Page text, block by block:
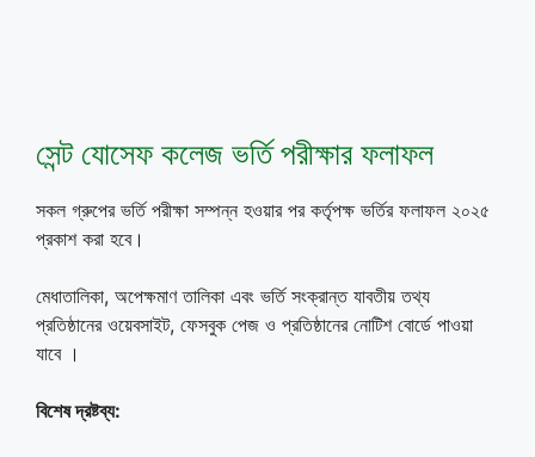
সেন্ট যোসেফ কলেজ ভর্তি পরীক্ষার ফলাফল
সকল গ্রুপের ভর্তি পরীক্ষা সম্পন্ন হওয়ার পর কর্তৃপক্ষ ভর্তির ফলাফল ২০২৫
প্রকাশ করা হবে।
মেধাতালিকা, অপেক্ষমাণ তালিকা এবং ভর্তি সংক্রান্ত যাবতীয় তথ্য
প্রতিষ্ঠানের ওয়েবসাইট, ফেসবুক পেজ ও প্রতিষ্ঠানের নোটিশ বোর্ডে পাওয়া
যাবে ।
বিশেষ দ্রষ্টব্য: